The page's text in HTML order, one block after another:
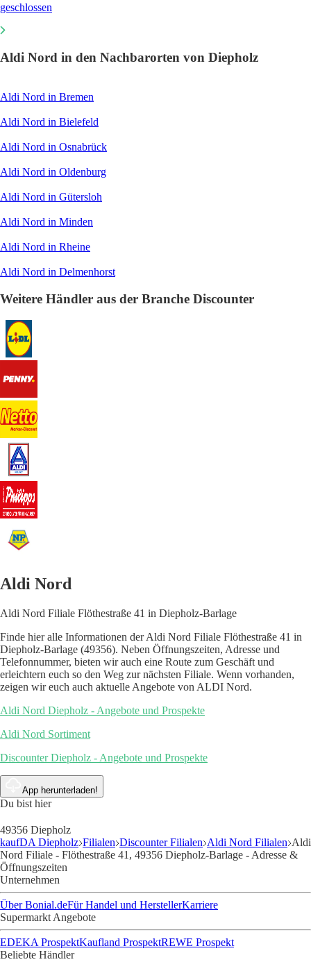
geschlossen
Aldi Nord in den Nachbarorten von Diepholz
Aldi Nord in Bremen
Aldi Nord in Bielefeld
Aldi Nord in Osnabrück
Aldi Nord in Oldenburg
Aldi Nord in Gütersloh
Aldi Nord in Minden
Aldi Nord in Rheine
Aldi Nord in Delmenhorst
Weitere Händler aus der Branche Discounter
Aldi Nord
Aldi Nord Filiale Flöthestraße 41 in Diepholz-Barlage
Finde hier alle Informationen der Aldi Nord Filiale Flöthestraße 41 in
Diepholz-Barlage (49356). Neben Öffnungszeiten, Adresse und
Telefonnummer, bieten wir auch eine Route zum Geschäft und
erleichtern euch so den Weg zur nächsten Filiale. Wenn vorhanden,
zeigen wir euch auch aktuelle Angebote von ALDI Nord.
Aldi Nord Diepholz - Angebote und Prospekte
Aldi Nord Sortiment
Discounter Diepholz - Angebote und Prospekte
App herunterladen!
Du bist hier
49356 Diepholz
kaufDA Diepholz Filialen Discounter Filialen Aldi Nord Filialen Aldi
Nord Filiale - Flöthestraße 41, 49356 Diepholz-Barlage - Adresse &
Öffnungszeiten
Unternehmen
Über Bonial.deFür Handel und HerstellerKarriere
Supermarkt Angebote
EDEKA ProspektKaufland ProspektREWE Prospekt
Beliebte Händler